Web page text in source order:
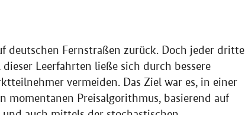
deutschen Fernstraßen zurück. Doch jeder dritte
Leerfahrten ließe sich durch bessere
vermeiden. Das Ziel war es, in einer
momentanen Preisalgorithmus, basierend auf